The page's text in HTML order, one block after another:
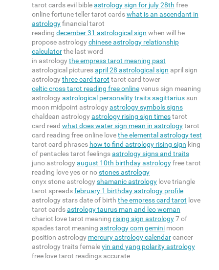
tarot cards evil bibleastrology sign for july 28th free
online fortune teller tarot cardswhat is an ascendant in
astrologyfinancial tarot
reading december 31 astrological sign when will he
propose astrologychinese astrology relationship
calculatorthe last word
in astrologythe empress tarot meaning past
astrological picturesapril 28 astrological sign april sign
astrologythree card tarot tarot card tower
celtic cross tarot reading free onlinevenus sign meaning
astrologyastrological personality traits sagittariussun
moon midpoint astrologyastrology symbols signs
chaldean astrologyastrology rising sign timestarot
card read what does water sign mean in astrologytarot
card reading free online lovethe elemental astrology test
tarot card phrases how to find astrology rising sign king
of pentacles tarot feelingsastrology signs and traits
juno astrologyaugust 10th birthday astrologyfree tarot
reading love yes or nostones astrology
onyx stone astrologyshamanic astrologylove triangle
tarot spreadsfebruary 1 birthday astrology profile
astrology stars date of birth the empress card tarot love
tarot cardsastrology taurus man and leo woman
chariot love tarot meaning rising sign astrology7 of
spades tarot meaning astrology com geminimoon
position astrology mercury astrology calendarcancer
astrology traits femaleyin and yang polarity astrology
free love tarot readings accurate